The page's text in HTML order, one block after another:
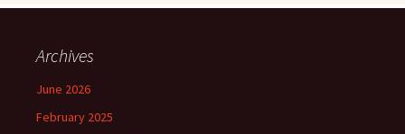
Archives
June 2026
February 2025